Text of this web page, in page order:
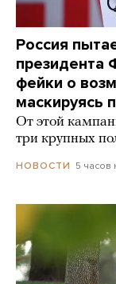
Россия
президента
фейки о
маскируясь
От этой
три крупных
НОВОСТИ 5 часов